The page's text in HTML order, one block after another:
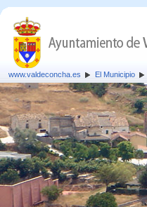
www.valdeconcha.es El Municipio